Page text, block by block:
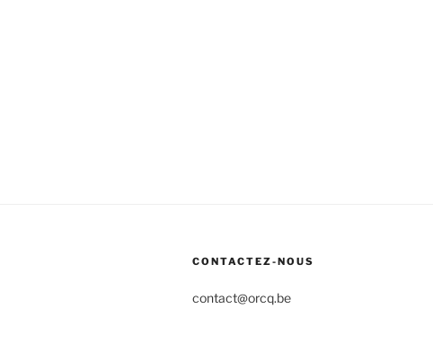
CONTACTEZ-NOUS
contact@orcq.be